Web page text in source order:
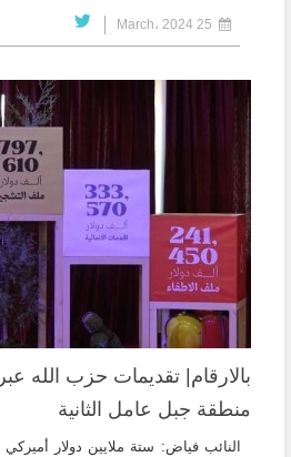
بالارقام| تقديمات حزب الله
منطقة جبل عامل الثانية
النائب فياض: ستة ملايين دولار